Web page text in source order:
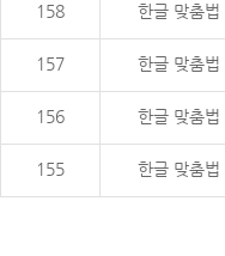
158 한글 맞춤법
157 한글 맞춤법
156 한글 맞춤법
155 한글 맞춤법